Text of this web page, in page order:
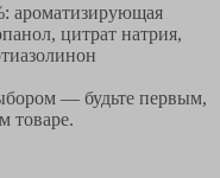
ароматизирующая
цитрат натрия,
— будьте первым,
товаре.